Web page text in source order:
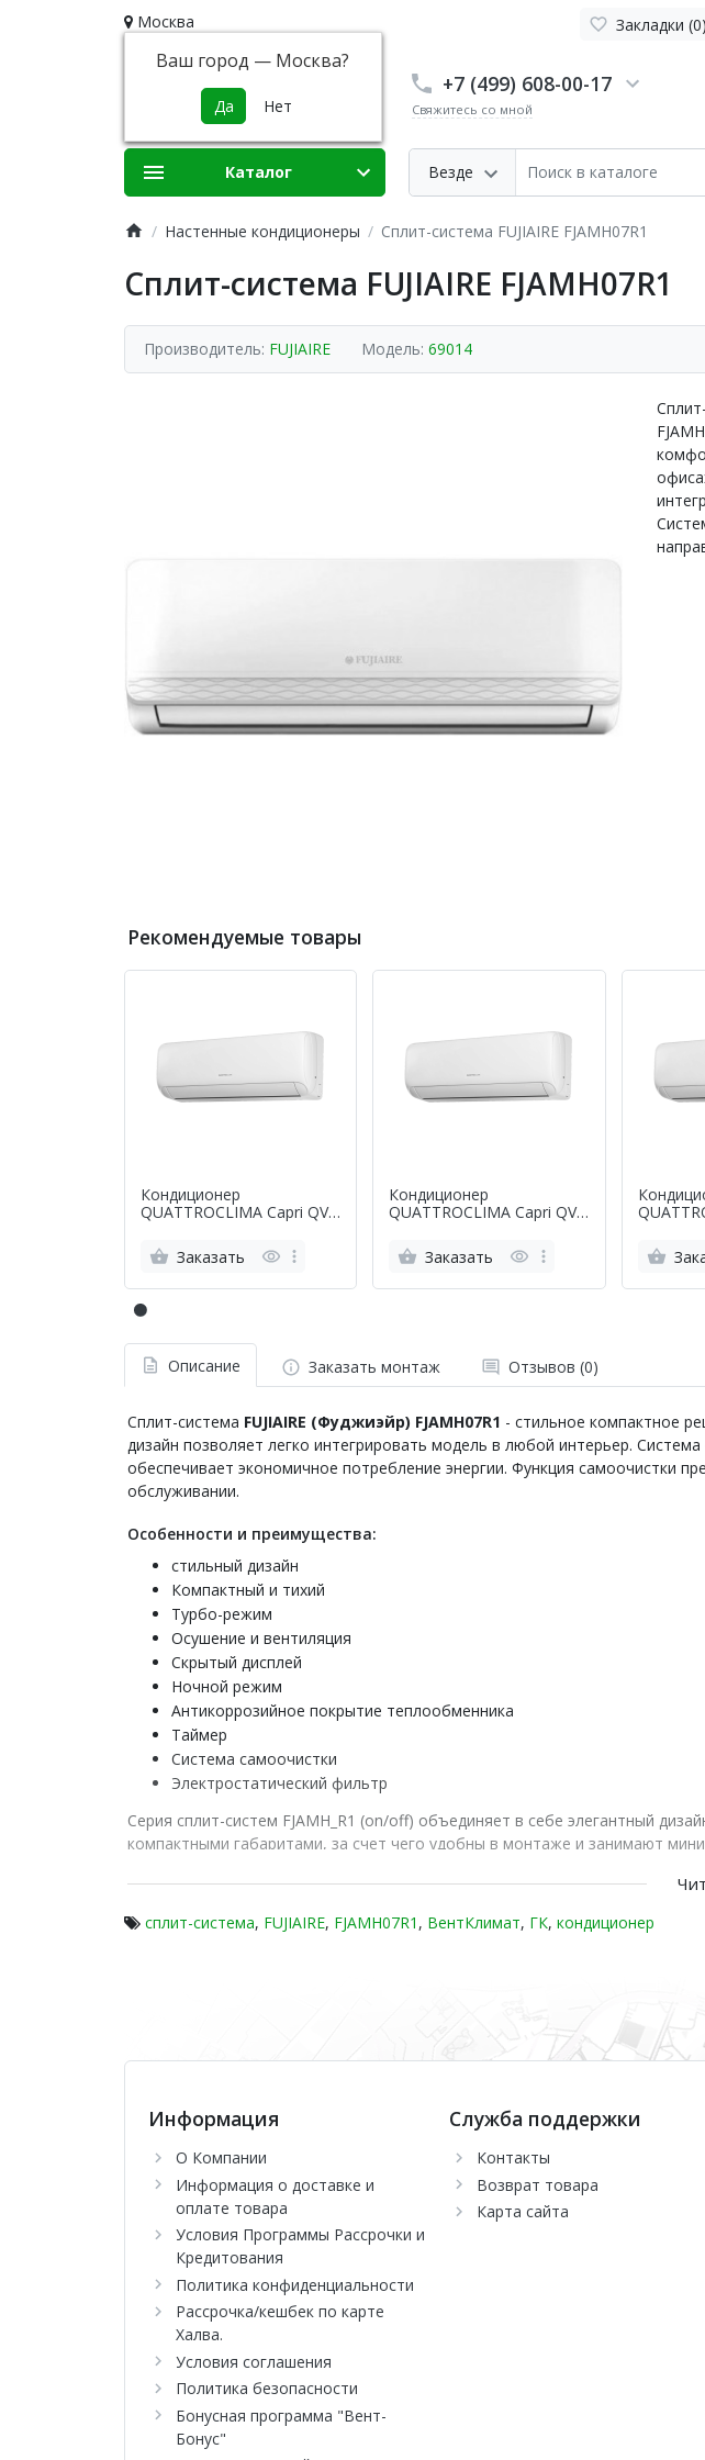
Москва
Ваш город — Москва?
Закладки (0)
+7 (499) 608-00-17
Свяжитесь со мной
Везде
Каталог
Настенные кондиционеры Сплит-система FUJIAIRE FJAMH07R1
Сплит-система FUJIAIRE FJAMH07R1
Производитель: FUJIAIRE Модель: 69014
Рекомендуемые товары
Кондиционер
QUATTROCLIMA Capri QV-
Заказать
Кондиционер
QUATTROCLIMA Capri QV-
Заказать
Описание Заказать монтаж Отзывов (0)
Сплит-система FUJIAIRE (Фуджиэйр) FJAMH07R1 - стильное компактное
дизайн позволяет легко интегрировать модель в любой интерьер.
обеспечивает экономичное потребление энергии. Функция самоочистки
обслуживании.
Особенности и преимущества:
стильный дизайн
Компактный и тихий
Турбо-режим
Осушение и вентиляция
Скрытый дисплей
Ночной режим
Антикоррозийное покрытие теплообменника
Таймер
Система самоочистки
Электростатический фильтр
Серия сплит-систем FJAMH_R1 (on/off) объединяет в себе элегантный
компактными габаритами, за счет чего удобны в монтаже и занимают
сплит-система, FUJIAIRE, FJAMH07R1 , ВентКлимат, ГК, кондиционер
Информация
О Компании
Информация о доставке и
оплате товара
Условия Программы Рассрочки и
Кредитования
Политика конфиденциальности
Рассрочка/кешбек по карте
Халва.
Условия соглашения
Политика безопасности
Бонусная программа "Вент-
Бонус"
Служба поддержки
Контакты
Возврат товара
Карта сайта